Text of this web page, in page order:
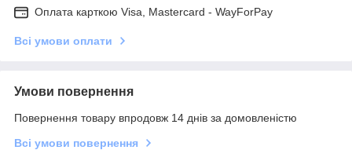
Оплата карткою Visa, Mastercard - WayForPay
Всі умови оплати
Умови повернення
Повернення товару впродовж 14 днів за домовленістю
Всі умови повернення